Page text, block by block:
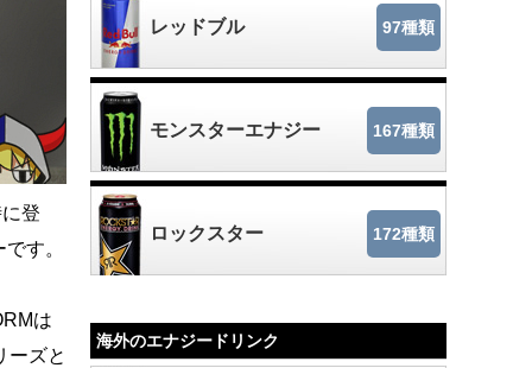
登
す。
は
ーズと
レッドブル 97種類
モンスターエナジー 167種類
ロックスター 172種類
海外のエナジードリンク